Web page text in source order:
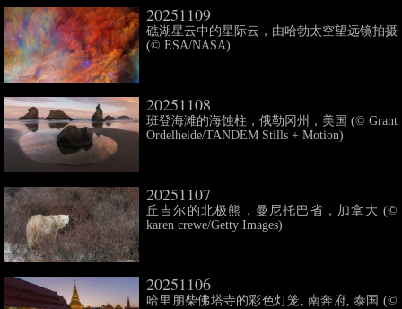
20251109
礁湖星云中的星际云，由哈勃太空望远镜拍摄
(© ESA/NASA)
20251108
班登海滩的海蚀柱，俄勒冈州，美国 (© Grant
Ordelheide/TANDEM Stills + Motion)
20251107
丘吉尔的北极熊，曼尼托巴省，加拿大 (©
karen crewe/Getty Images)
20251106
哈里朋柴佛塔寺的彩色灯笼, 南奔府, 泰国 (©